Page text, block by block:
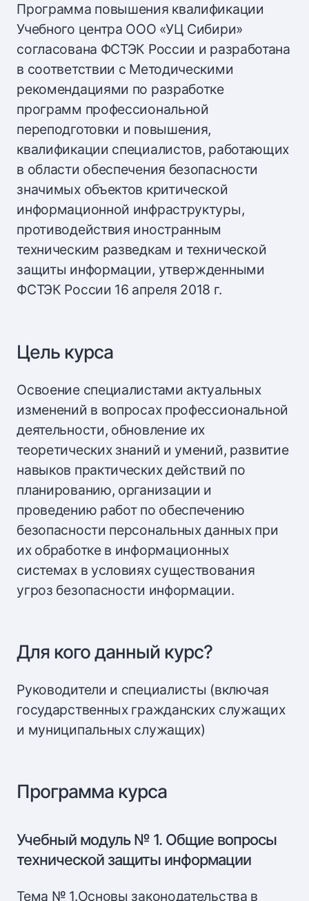
Программа повышения квалификации
Учебного центра ООО «УЦ Сибири»
согласована ФСТЭК России и разработана
в соответствии с Методическими
рекомендациями по разработке
программ профессиональной
переподготовки и повышения,
квалификации специалистов, работающих
в области обеспечения безопасности
значимых объектов критической
информационной инфраструктуры,
противодействия иностранным
техническим разведкам и технической
защиты информации, утвержденными
ФСТЭК России 16 апреля 2018 г.
Цель курса
Освоение специалистами актуальных
изменений в вопросах профессиональной
деятельности, обновление их
теоретических знаний и умений, развитие
навыков практических действий по
планированию, организации и
проведению работ по обеспечению
безопасности персональных данных при
их обработке в информационных
системах в условиях существования
угроз безопасности информации.
Для кого данный курс?
Руководители и специалисты (включая
государственных гражданских служащих
и муниципальных служащих)
Программа курса
Учебный модуль № 1. Общие вопросы
технической защиты информации
Тема № 1.Основы законодательства в